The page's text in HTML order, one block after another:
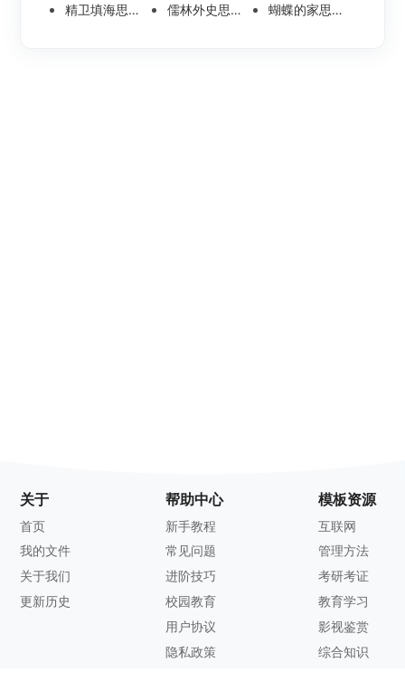
精卫填海思维导图怎么画？高清版精卫填海思维导图模板分享
儒林外史思维导图大全|高清版免费思维导图模板 蝴蝶的家思维导图怎么画？高清版蝴蝶的家思维导图分享
关于
首页
我的文件
关于我们
更新历史
帮助中心
新手教程
常见问题
进阶技巧
校园教育
用户协议
隐私政策
模板资源
互联网
管理方法
考研考证
教育学习
影视鉴赏
综合知识